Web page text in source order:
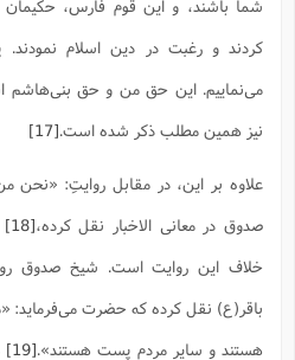
شما باشند، و این قوم فارس، حکیمان
کردند و رغبت در دین اسلام نمودند.
می‌نماییم. این حق من و حق بنی‌هاشم
نیز همین مطلب ذکر شده است.[17]
علاوه بر این، در مقابل روایتِ:
صدوق در معانی الاخبار نقل کرده،[18]
خلاف این روایت است. شیخ صدوق
باقر(ع) نقل کرده که حضرت می‌فرماید:
هستند و سایر مردم پست هستند».[19]